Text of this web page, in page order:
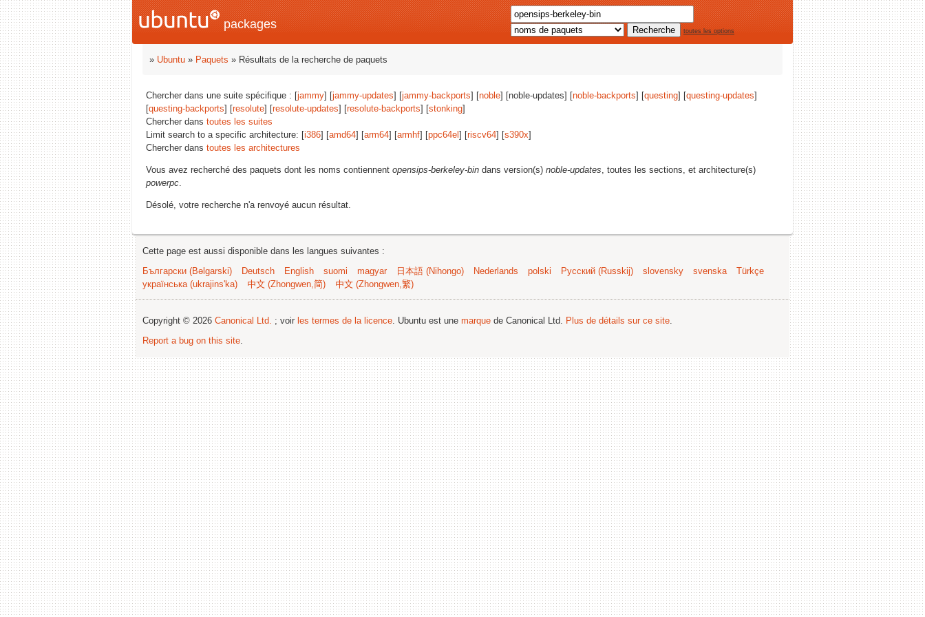
packages toutes les options
» Ubuntu » Paquets » Résultats de la recherche de paquets
Chercher dans une suite spécifique : [jammy] [jammy-updates] [jammy-backports] [noble] [noble-updates] [noble-backports] [questing] [questing-updates]
[questing-backports] [resolute] [resolute-updates] [resolute-backports] [stonking]
Chercher dans toutes les suites
Limit search to a specific architecture: [i386] [amd64] [arm64] [armhf] [ppc64el ] [riscv64] [s390x]
Chercher dans toutes les architectures
Vous avez recherché des paquets dont les noms contiennent opensips-berkeley-bin dans version(s) noble-updates, toutes les sections, et architecture(s)
powerpc.
Désolé, votre recherche n'a renvoyé aucun résultat.
Cette page est aussi disponible dans les langues suivantes :
Български (Bəlgarski)
Deutsch English suomi magyar 日本語 (Nihongo) Nederlands polski Русский (Russkij) slovensky svenska
Türkçe
українська (ukrajins'ka)
中文 (Zhongwen,简) 中文 (Zhongwen,繁)
Copyright © 2026 Canonical Ltd. ; voir les termes de la licence. Ubuntu est une marque de Canonical Ltd. Plus de détails sur ce site.
Report a bug on this site.